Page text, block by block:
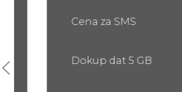
Cena za SMS
Dokup dat 5 GB